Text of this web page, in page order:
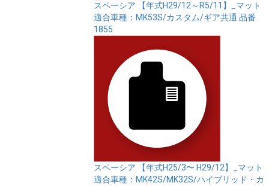
スペーシア 【年式H29/12～R5/11】_マット
適合車種：MK53S/カスタム/ギア共通 品番
1855
スペーシア 【年式H25/3〜 H29/12】_マット
適合車種：MK42S/MK32S/ハイブリッド・カ